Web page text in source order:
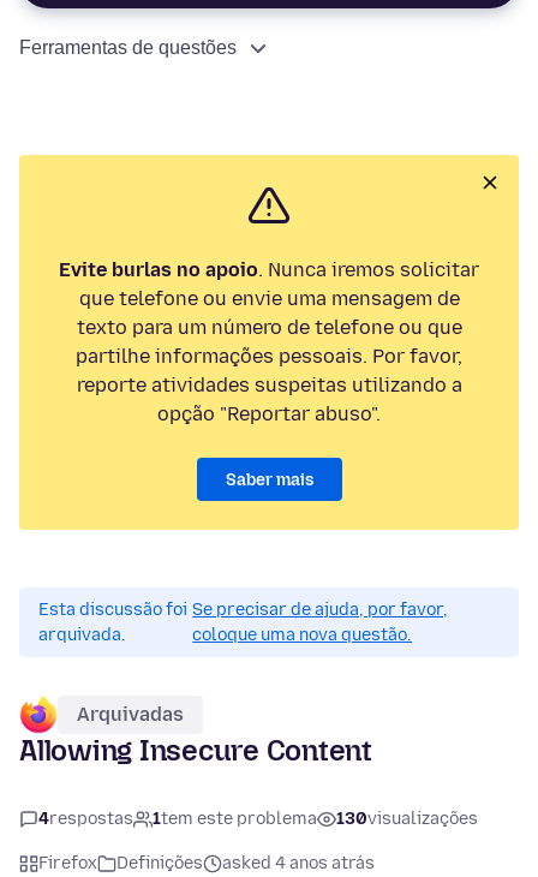
Ferramentas de questões
Evite burlas no apoio. Nunca iremos solicitar
que telefone ou envie uma mensagem de
texto para um número de telefone ou que
partilhe informações pessoais. Por favor,
reporte atividades suspeitas utilizando a
opção "Reportar abuso".
Saber mais
Esta discussão foi
arquivada.
Se precisar de ajuda, por favor,
coloque uma nova questão.
Arquivadas
Allowing Insecure Content
4respostas 1tem este problema 130visualizações
Firefox Definições
asked 4 anos atrás